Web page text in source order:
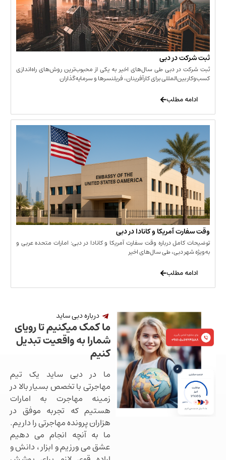
در دبی
دبی طی سال‌های اخیر به یکی از محبوب‌ترین روش‌های راه‌اندازی
برای کارآفرینان، فریلنسرها و سرمایه‌گذاران
آمریکا و کانادا در دبی
درباره وقت سفارت آمریکا و کانادا در دبی: امارات متحده عربی و
دبی، طی سال‌های اخیر
درباره دبی ساید
ما کمک میکنیم تا رویای
شمارا به واقعیت تبدیل
کنیم
ما در دبی ساید یک تیم
مهاجرتی با تخصص بسیار بالا در
زمینه مهاجرت به امارات
هستیم که تجربه موفق در
هزاران پرونده مهاجرتی را داریم.
ما به آنچه انجام می دهیم
عشق می ورزیم و ابزار ، دانش و